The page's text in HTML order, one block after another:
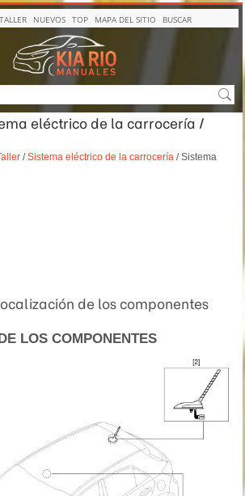
TALLER NUEVOS TOP MAPA DEL SITIO BUSCAR
eléctrico de la carrocería /
/Sistema eléctrico de la carrocería / Sistema
de los componentes
LOS COMPONENTES